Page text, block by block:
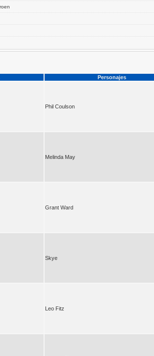
Personajes
Phil Coulson
Melinda May
Grant Ward
Skye
Leo Fitz